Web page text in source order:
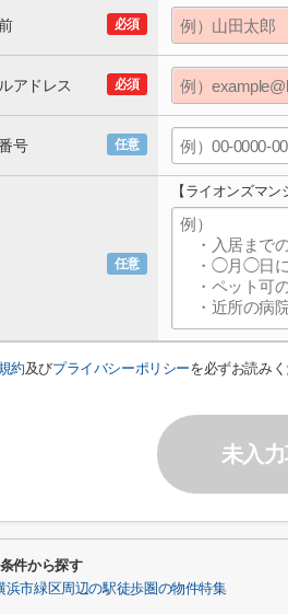
必須
必須
アドレス
任意
号
任意
【ライオンズマ
約及びプライバシーポリシーを必ずお読み
未入
件から探す
浜市緑区周辺の駅徒歩圏の物件特集